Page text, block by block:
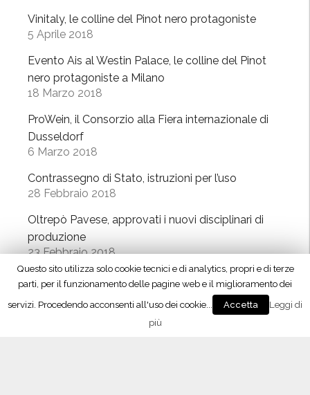
Vinitaly, le colline del Pinot nero protagoniste
5 Aprile 2018
Evento Ais al Westin Palace, le colline del Pinot
nero protagoniste a Milano
18 Marzo 2018
ProWein, il Consorzio alla Fiera internazionale di
Dusseldorf
6 Marzo 2018
Contrassegno di Stato, istruzioni per l’uso
28 Febbraio 2018
Oltrepò Pavese, approvati i nuovi disciplinari di
produzione
23 Febbraio 2018
Vino 4.0, il meeting con Maxidata
26 Gennaio 2018
Lombardy Wine Experience, l’enoteca temporary
Questo sito utilizza solo cookie tecnici e di analytics, propri e di terze
parti, per il funzionamento delle pagine web e il miglioramento dei
servizi. Procedendo acconsenti all'uso dei cookie...
Accetta
Leggi di
più